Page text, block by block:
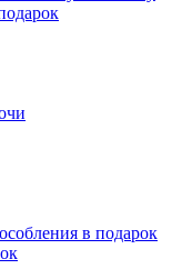
в подарок